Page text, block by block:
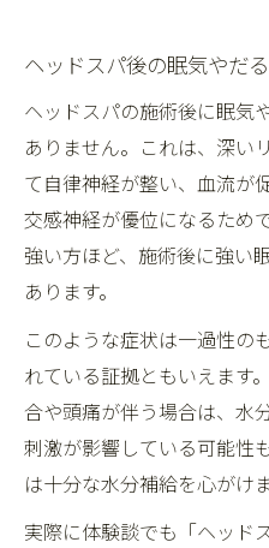
ヘッドスパ後の眠気やだ
ヘッドスパの施術後に眠気
ありません。これは、深い
て自律神経が整い、血流が
交感神経が優位になるため
強い方ほど、施術後に強い
あります。
このような症状は一過性の
れている証拠ともいえます
合や頭痛が伴う場合は、水
刺激が影響している可能性
は十分な水分補給を心がけ
実際に体験談でも「ヘッド